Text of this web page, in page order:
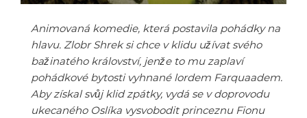
Animovaná komedie, která postavila pohádky na
hlavu. Zlobr Shrek si chce v klidu užívat svého
bažinatého království, jenže to mu zaplaví
pohádkové bytosti vyhnané lordem Farquaadem.
Aby získal svůj klid zpátky, vydá se v doprovodu
ukecaného Oslíka vysvobodit princeznu Fionu